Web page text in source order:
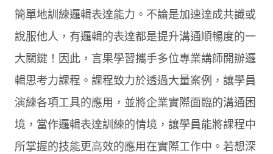
簡單地訓練邏輯表達能力。不論是加速達成共識或
說服他人，有邏輯的表達都是提升溝通順暢度的一
大關鍵！因此，言果學習攜手多位專業講師開辦邏
輯思考力課程。課程致力於透過大量案例，讓學員
演練各項工具的應用，並將企業實際面臨的溝通困
境，當作邏輯表達訓練的情境，讓學員能將課程中
所掌握的技能更高效的應用在實際工作中。若想深